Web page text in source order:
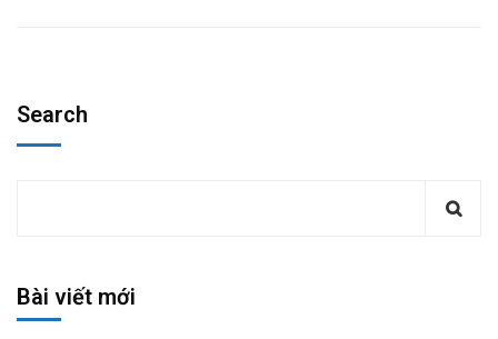
Search
Bài viết mới